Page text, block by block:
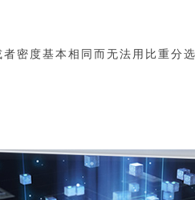
密度基本相同而无法用比重分